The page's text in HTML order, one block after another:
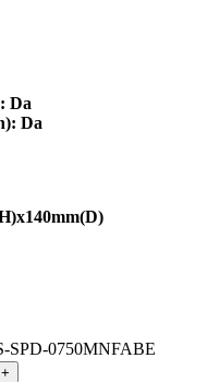
Da
Da
SPD-0750MNFABE